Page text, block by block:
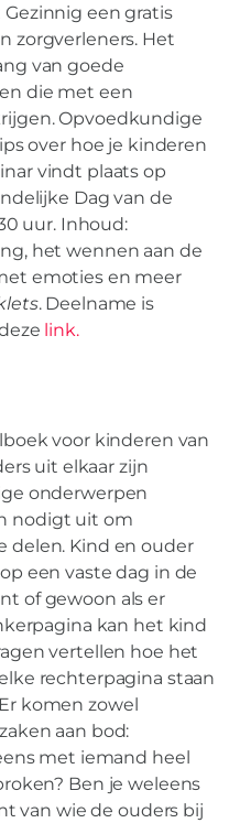
een gratis
zorgverleners. Het
van goede
die met een
Opvoedkundige
over hoe je kinderen
vindt plaats op
Dag van de
uur. Inhoud:
het wennen aan de
emoties en meer
. Deelname is
link.
voor kinderen van
uit elkaar zijn
onderwerpen
nodigt uit om
delen. Kind en ouder
een vaste dag in de
of gewoon als er
kan het kind
vertellen hoe het
rechterpagina staan
komen zowel
aan bod:
met iemand heel
Ben je weleens
van wie de ouders bij